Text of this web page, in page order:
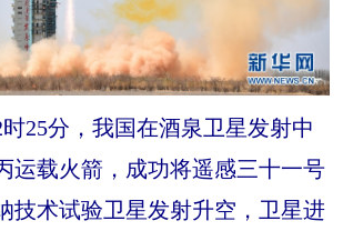
分，我国在酒泉卫星发射中
运载火箭，成功将遥感三十一号
技术试验卫星发射升空，卫星进